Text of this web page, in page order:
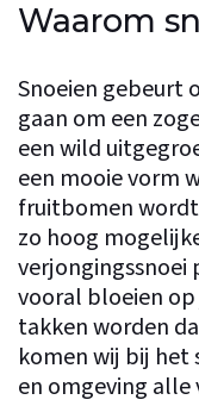
Waarom
Snoeien gebeurt
gaan om een
een wild
een mooie vorm
fruitbomen
zo hoog
verjongingssnoei
vooral bloeien
takken worden
komen wij bij het
en omgeving